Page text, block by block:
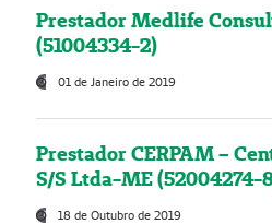
Prestador Medlife
(51004334-2)
01 de Janeiro de 2019
Prestador CERPAM –
S/S Ltda-ME (52004274-
18 de Outubro de 2019